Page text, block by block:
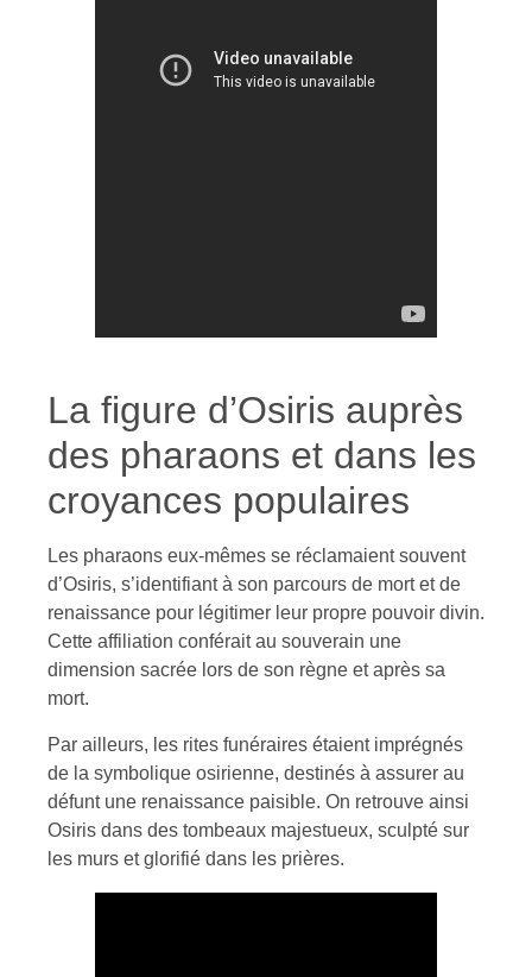
La figure d’Osiris auprès
des pharaons et dans les
croyances populaires
Les pharaons eux-mêmes se réclamaient souvent
d’Osiris, s’identifiant à son parcours de mort et de
renaissance pour légitimer leur propre pouvoir divin.
Cette affiliation conférait au souverain une
dimension sacrée lors de son règne et après sa
mort.
Par ailleurs, les rites funéraires étaient imprégnés
de la symbolique osirienne, destinés à assurer au
défunt une renaissance paisible. On retrouve ainsi
Osiris dans des tombeaux majestueux, sculpté sur
les murs et glorifié dans les prières.